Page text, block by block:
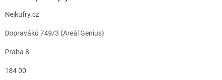
Nejkufry.cz
Dopraváků 749/3 (Areál Genius)
Praha 8
184 00